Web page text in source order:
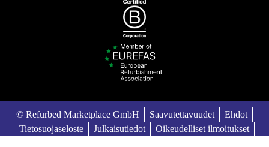
© Refurbed Marketplace GmbH Saavutettavuudet
Ehdot
Tietosuojaseloste
Julkaisutiedot
Oikeudelliset ilmoitukset